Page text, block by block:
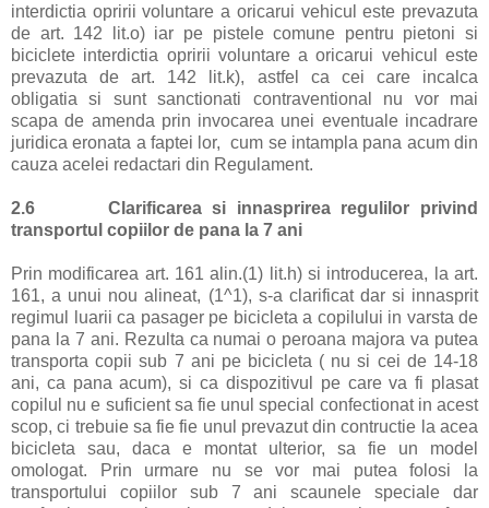
interdictia opririi voluntare a oricarui vehicul este prevazuta
de art. 142 lit.o) iar pe pistele comune pentru pietoni si
biciclete interdictia opririi voluntare a oricarui vehicul este
prevazuta de art. 142 lit.k), astfel ca cei care incalca
obligatia si sunt sanctionati contraventional nu vor mai
scapa de amenda prin invocarea unei eventuale incadrare
juridica eronata a faptei lor,
cum se intampla pana acum din
cauza acelei redactari din Regulament.
2.6
Clarificarea si innasprirea regulilor privind
transportul copiilor de pana la 7 ani
Prin modificarea art. 161 alin.(1) lit.h) si introducerea, la art.
161, a unui nou alineat, (1^1), s-a clarificat dar si innasprit
regimul luarii ca pasager pe bicicleta a copilului in varsta de
pana la 7 ani. Rezulta ca numai o peroana majora va putea
transporta copii sub 7 ani pe bicicleta ( nu si cei de 14-18
ani, ca pana acum), si ca dispozitivul pe care va fi plasat
copilul nu e suficient sa fie unul special confectionat in acest
scop, ci trebuie sa fie fie unul prevazut din contructie la acea
bicicleta sau, daca e montat ulterior, sa fie un model
omologat. Prin urmare nu se vor mai putea folosi la
transportului copiilor sub 7 ani scaunele speciale dar